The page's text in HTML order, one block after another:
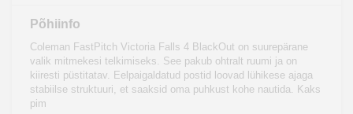
Põhiinfo
Coleman FastPitch Victoria Falls 4 BlackOut on suurepärane
valik mitmekesi telkimiseks. See pakub ohtralt ruumi ja on
kiiresti püstitatav. Eelpaigaldatud postid loovad lühikese ajaga
stabiilse struktuuri, et saaksid oma puhkust kohe nautida. Kaks
pim